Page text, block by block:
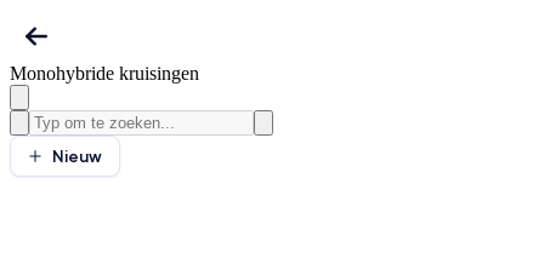
Monohybride kruisingen
Nieuw